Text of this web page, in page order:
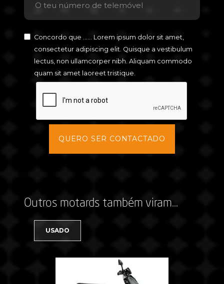
Concordo que ...... Lorem ipsum dolor sit amet,
consectetur adipiscing elit. Quisque a vestibulum
lectus, non ullamcorper nibh. Aliquam commodo
quam sit amet laoreet tristique.
Outros motards também viram...
USADO